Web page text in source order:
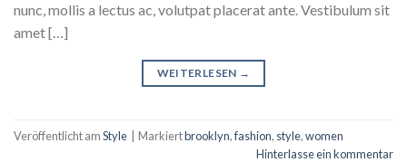
nunc, mollis a lectus ac, volutpat placerat ante. Vestibulum sit
amet […]
WEITERLESEN →
Veröffentlicht amStyle Markiertbrooklyn,fashion, style,women
Hinterlasse ein kommentar